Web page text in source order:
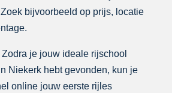
bijvoorbeeld op prijs, locatie
Zodra je jouw ideale rijschool
Niekerk hebt gevonden, kun je
online jouw eerste rijles